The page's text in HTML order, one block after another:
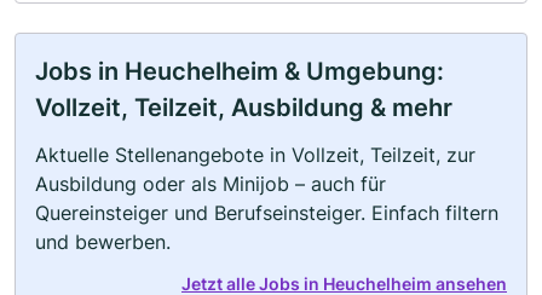
Jobs in Heuchelheim & Umgebung:
Vollzeit, Teilzeit, Ausbildung & mehr
Aktuelle Stellenangebote in Vollzeit, Teilzeit, zur
Ausbildung oder als Minijob – auch für
Quereinsteiger und Berufseinsteiger. Einfach filtern
und bewerben.
Jetzt alle Jobs in Heuchelheim ansehen